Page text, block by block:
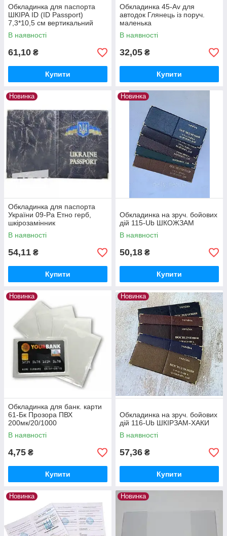
Обкладинка для паспорта
ШКІРА ID (ID Passport)
7,3*10,5 см вертикальний
уп-12 шт. арт 4994 ціна за 1
шт.
В наявності
61,10 ₴
Купити
Обкладинка 45-Av для
автодок Глянець із поруч.
маленька
В наявності
32,05 ₴
Купити
Новинка
Обкладинка для паспорта
України 09-Ра Етно герб,
шкірозамінник
В наявності
54,11 ₴
Купити
Новинка
Обкладинка на зруч. бойових
дій 115-Ub ШКОЖЗАМ
В наявності
50,18 ₴
Купити
Новинка
Обкладинка для банк. карти
61-Бк Прозора ПВХ
200мк/20/1000
В наявності
4,75 ₴
Купити
Новинка
Обкладинка на зруч. бойових
дій 116-Ub ШКІРЗАМ-ХАКИ
В наявності
57,36 ₴
Купити
Новинка Новинка